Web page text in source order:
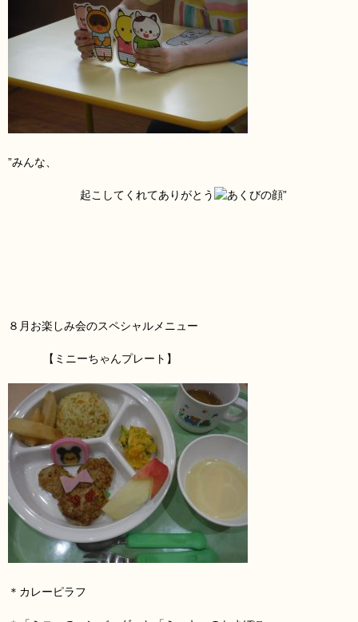
”みんな、
起こしてくれてありがとう ”
８月お楽しみ会のスペシャルメニュー
【ミニーちゃんプレート】
＊カレーピラフ